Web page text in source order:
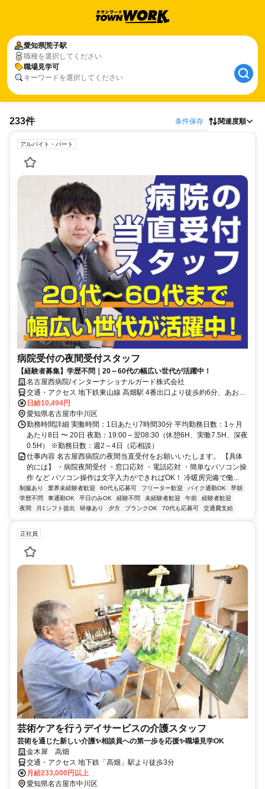
愛知県荒子駅
職種を選択してください
職場見学可
キーワードを選択してください
233件 条件保存 関連度順
アルバイト・パート
病院受付の夜間受付スタッフ
【経験者募集】学歴不問｜20～60代の幅広い世代が活躍中！
名古屋西病院/インターナショナルガード株式会社
交通・アクセス 地下鉄東山線 高畑駅 4番出口より徒歩約6分、あおな
み線 荒子駅より徒歩約3分
日給10,494円
愛知県名古屋市中川区
勤務時間詳細 実働時間：1日あたり7時間30分 平均勤務日数：1ヶ月
あたり8日 〜 20日 夜勤：19:00～翌08:30（休憩6H、実働7.5H、深夜
0.5H） ※勤務日数：週2～4日（応相談）
仕事内容 名古屋西病院の夜間当直受付をお願いいたします。 【具体
的には】 ・病院夜間受付 ・窓口応対 ・電話応対 ・簡単なパソコン操
作 など パソコン操作は文字入力ができればOK！ 冷暖房完備で働...
制服あり 業界未経験者歓迎 60代も応募可 フリーター歓迎 バイク通勤OK
早朝
学歴不問
車通勤OK 平日のみOK 経験不問 未経験者歓迎 午前
経験者歓迎
夜間
月1シフト提出 研修あり 夕方 ブランクOK 70代も応募可 交通費支給
正社員
芸術ケアを行うデイサービスの介護スタッフ
芸術を通じた新しい介護✨相談員への第一歩を応援✨職場見学OK
金木犀 高畑
交通・アクセス 地下鉄「高畑」駅より徒歩3分
月給233,000円以上
愛知県名古屋市中川区